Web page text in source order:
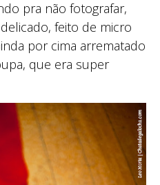
pra não fotografar,
feito de micro
por cima arrematado
que era super